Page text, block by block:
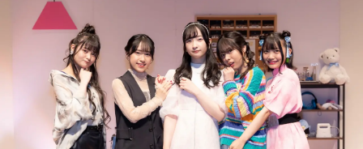
配信・Vtuber トレンド
最新記事一覧
アニメ記事一覧 声優記事一覧
アニメ映画一覧 実写化映画一覧